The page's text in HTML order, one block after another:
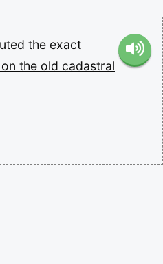
the exact
on the old cadastral